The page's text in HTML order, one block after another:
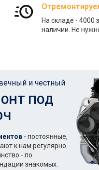
На складе - 4000
наличии. Не
и честный
ПОД
- постоянные,
к нам регулярно.
- по
знакомых.